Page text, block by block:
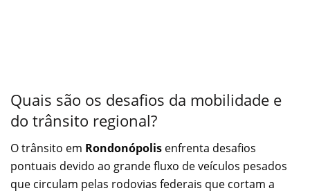
Quais são os desafios da mobilidade e
do trânsito regional?
O trânsito em Rondonópolis enfrenta desafios
pontuais devido ao grande fluxo de veículos pesados
que circulam pelas rodovias federais que cortam a